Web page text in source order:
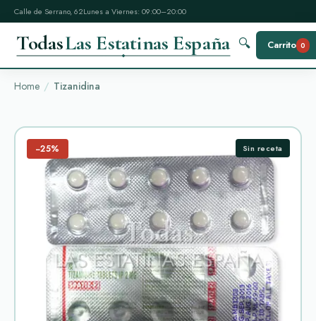
Calle de Serrano, 62Lunes a Viernes: 09:00–20:00
TodasLas Estatinas España 🔍 Carrito 0
Home Tizanidina
−25% Sin receta